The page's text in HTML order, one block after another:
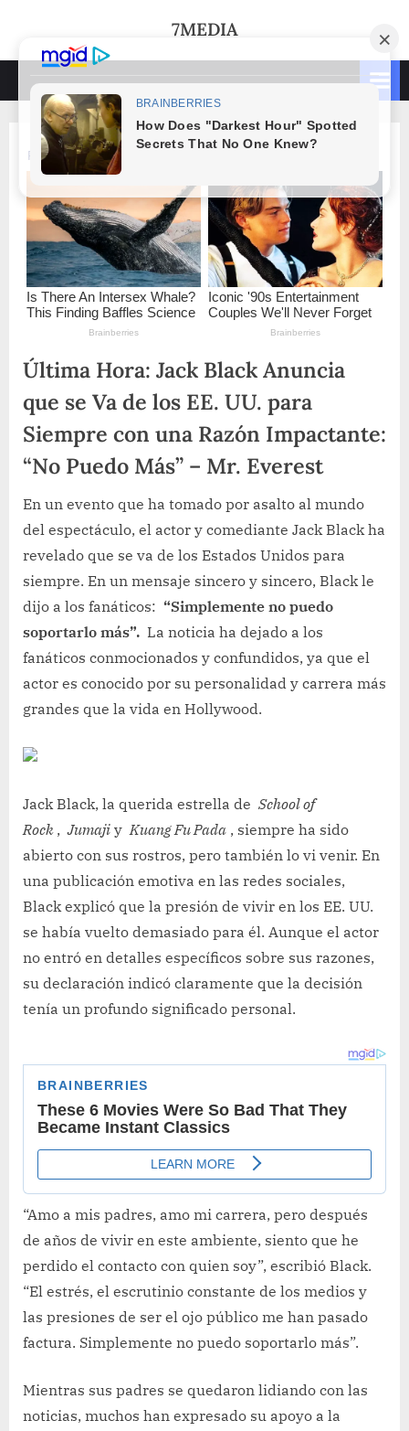
content
7MEDIA
Última Hora: Jack Black Anuncia
que se Va de los EE. UU. para
Siempre con una Razón Impactante:
“No Puedo Más” – Mr. Everest
En un evento que ha tomado por asalto al mundo
del espectáculo, el actor y comediante Jack Black ha
revelado que se va de los Estados Unidos para
siempre. En un mensaje sincero y sincero, Black le
dijo a los fanáticos: “Simplemente no puedo
soportarlo más”. La noticia ha dejado a los
fanáticos conmocionados y confundidos, ya que el
actor es conocido por su personalidad y carrera más
grandes que la vida en Hollywood.
Jack Black, la querida estrella de School of
Rock,Jumaji yKuang Fu Pada , siempre ha sido
abierto con sus rostros, pero también lo vi venir. En
una publicación emotiva en las redes sociales,
Black explicó que la presión de vivir en los EE. UU.
se había vuelto demasiado para él. Aunque el actor
no entró en detalles específicos sobre sus razones,
su declaración indicó claramente que la decisión
tenía un profundo significado personal.
“Amo a mis padres, amo mi carrera, pero después
de años de vivir en este ambiente, siento que he
perdido el contacto con quien soy”, escribió Black.
“El estrés, el escrutinio constante de los medios y
las presiones de ser el ojo público me han pasado
factura. Simplemente no puedo soportarlo más”.
Mientras sus padres se quedaron lidiando con las
noticias, muchos han expresado su apoyo a la